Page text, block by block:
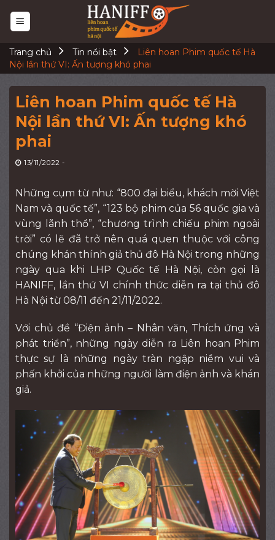
Trang chủ Tin nổi bật
Liên hoan Phim quốc tế Hà
Nội lần thứ VI: Ấn tượng khó phai
Liên hoan Phim quốc tế Hà
Nội lần thứ VI: Ấn tượng khó
phai
13/11/2022 -
Những cụm từ như: “800 đại biểu, khách mời Việt
Nam và quốc tế”, “123 bộ phim của 56 quốc gia và
vùng lãnh thổ”, “chương trình chiếu phim ngoài
trời” có lẽ đã trở nên quá quen thuộc với công
chúng khán thính giả thủ đô Hà Nội trong những
ngày qua khi LHP Quốc tế Hà Nội, còn gọi là
HANIFF, lần thứ VI chính thức diễn ra tại thủ đô
Hà Nội từ 08/11 đến 21/11/2022.
Với chủ đề “Điện ảnh – Nhân văn, Thích ứng và
phát triển”, những ngày diễn ra Liên hoan Phim
thực sự là những ngày tràn ngập niềm vui và
phấn khởi của những người làm điện ảnh và khán
giả.